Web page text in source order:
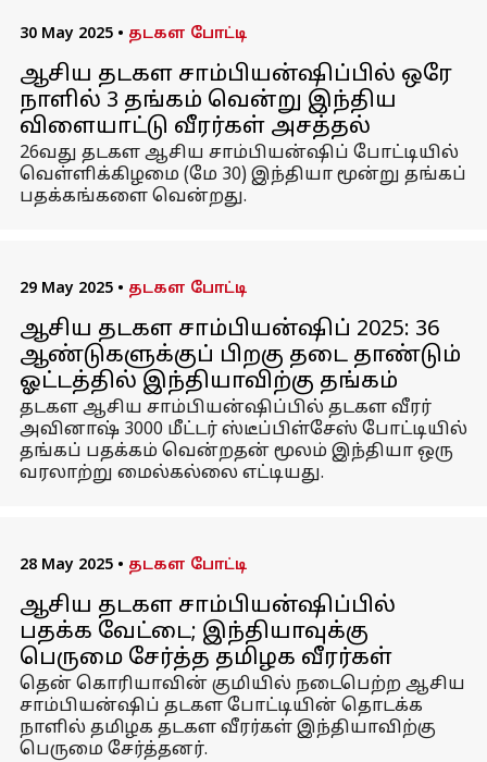
30 May 2025 • தடகள போட்டி
ஆசிய தடகள சாம்பியன்ஷிப்பில் ஒரே
நாளில் 3 தங்கம் வென்று இந்திய
விளையாட்டு வீரர்கள் அசத்தல்
26வது தடகள ஆசிய சாம்பியன்ஷிப் போட்டியில்
வெள்ளிக்கிழமை (மே 30) இந்தியா மூன்று தங்கப்
பதக்கங்களை வென்றது.
29 May 2025 • தடகள போட்டி
ஆசிய தடகள சாம்பியன்ஷிப் 2025: 36
ஆண்டுகளுக்குப் பிறகு தடை தாண்டும்
ஓட்டத்தில் இந்தியாவிற்கு தங்கம்
தடகள ஆசிய சாம்பியன்ஷிப்பில் தடகள வீரர்
அவினாஷ் 3000 மீட்டர் ஸ்டீப்பிள்சேஸ் போட்டியில்
தங்கப் பதக்கம் வென்றதன் மூலம் இந்தியா ஒரு
வரலாற்று மைல்கல்லை எட்டியது.
28 May 2025 • தடகள போட்டி
ஆசிய தடகள சாம்பியன்ஷிப்பில்
பதக்க வேட்டை; இந்தியாவுக்கு
பெருமை சேர்த்த தமிழக வீரர்கள்
தென் கொரியாவின் குமியில் நடைபெற்ற ஆசிய
சாம்பியன்ஷிப் தடகள போட்டியின் தொடக்க
நாளில் தமிழக தடகள வீரர்கள் இந்தியாவிற்கு
பெருமை சேர்த்தனர்.